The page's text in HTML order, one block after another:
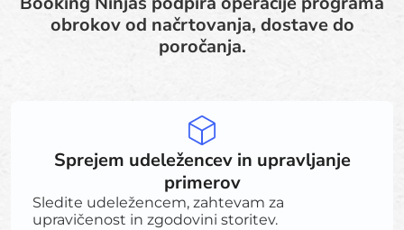
obrokov od načrtovanja, dostave do
poročanja.
Sprejem udeležencev in upravljanje
primerov
Sledite udeležencem, zahtevam za
upravičenost in zgodovini storitev.